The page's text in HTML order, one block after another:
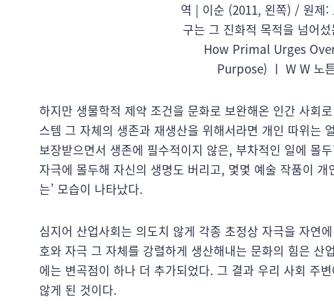
역 | 이순 (2011, 왼쪽) / 원제:
구는 그 진화적 목적을 넘
How Primal Urges
Purpose) ㅣ W W 노
하지만 생물학적 제약 조건을 문화로 보완해온 인간 사회
스템 그 자체의 생존과 재생산을 위해서라면 개인 따위는
보장받으면서 생존에 필수적이지 않은, 부차적인 일에 몰
자극에 몰두해 자신의 생명도 버리고, 몇몇 예술 작품이
는’ 모습이 나타났다.
심지어 산업사회는 의도치 않게 각종 초정상 자극을 자연
호와 자극 그 자체를 강렬하게 생산해내는 문화의 힘은
에는 변곡점이 하나 더 추가되었다. 그 결과 우리 사회 주
않게 된 것이다.